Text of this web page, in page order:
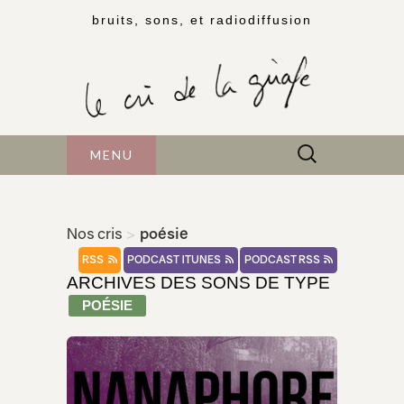
bruits, sons, et radiodiffusion
MENU Rechercher :
Nos cris > poésie
PODCAST RSS
PODCAST ITUNES
RSS
ARCHIVES DES SONS DE TYPE
POÉSIE